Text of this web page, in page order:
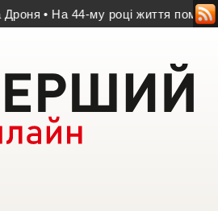
• На 44-му році життя помер